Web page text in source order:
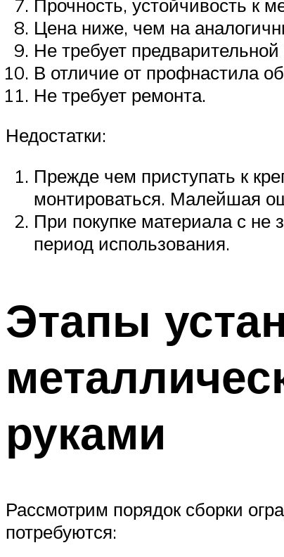
Прочность, устойчивость к
Цена ниже, чем на
Не требует
В отличие от профнастила
Не требует ремонта.
Недостатки:
Прежде чем приступать к
монтироваться. Малейшая
При покупке материала с не
период использования.
Этапы
руками
Рассмотрим порядок сборки
потребуются: